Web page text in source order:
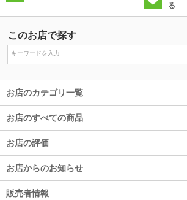
る
このお店で探す
お店のカテゴリ一覧
お店のすべての商品
お店の評価
お店からのお知らせ
販売者情報